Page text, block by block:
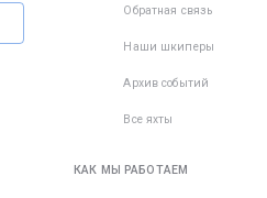
Обратная связь
Наши шкиперы
Архив событий
Все яхты
КАК МЫ РАБОТАЕМ